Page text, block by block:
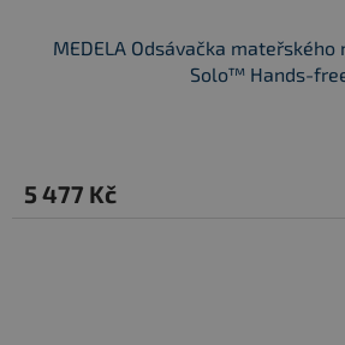
MEDELA Odsávačka
Solo™ Hands-
5 477 Kč